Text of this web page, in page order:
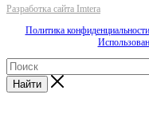
Разработка сайта Imtera
Политика конфиденциальности
Найти